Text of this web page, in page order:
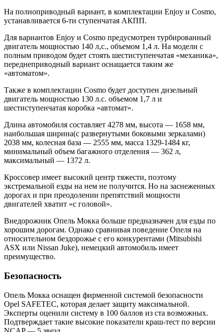
На полноприводный вариант, в комплектации Enjoy и Cosmo,
устанавливается 6-ти ступенчатая АКПП.
Для вариантов Enjoy и Cosmo предусмотрен турбированный
двигатель мощностью 140 л,с., объемом 1,4 л. На модели с
полным приводом будет стоять шестиступенчатая «механика»,
переднеприводный вариант оснащается таким же
«автоматом».
Также в комплектации Cosmo будет доступен дизельный
двигатель мощностью 130 л.с. объемом 1,7 л и
шестиступенчатая коробка «автомат».
Длина автомобиля составляет 4278 мм, высота — 1658 мм,
наибольшая ширина(с развернутыми боковыми зеркалами)
2038 мм, колесная база — 2555 мм, масса 1329-1484 кг,
минимальный объем багажного отделения — 362 л,
максимальный — 1372 л.
Кроссовер имеет высокий центр тяжести, поэтому
экстремальной езды на нем не получится. Но на заснеженных
дорогах и при преодолении препятствий мощности
двигателей хватит «с головой».
Внедорожник Опель Мокка больше предназначен для езды по
хорошим дорогам. Однако сравнивая поведение Опеля на
относительном бездорожье с его конкурентами (Mitsubishi
ASX или Nissan Juke), немецкий автомобиль имеет
преимущество.
Безопасность
Опель Мокка оснащен фирменной системой безопасности
Opel SAFETEC, которая делает защиту максимальной.
Эксперты оценили систему в 100 баллов из ста возможных.
Подтверждает такие высокие показатели краш-тест по версии